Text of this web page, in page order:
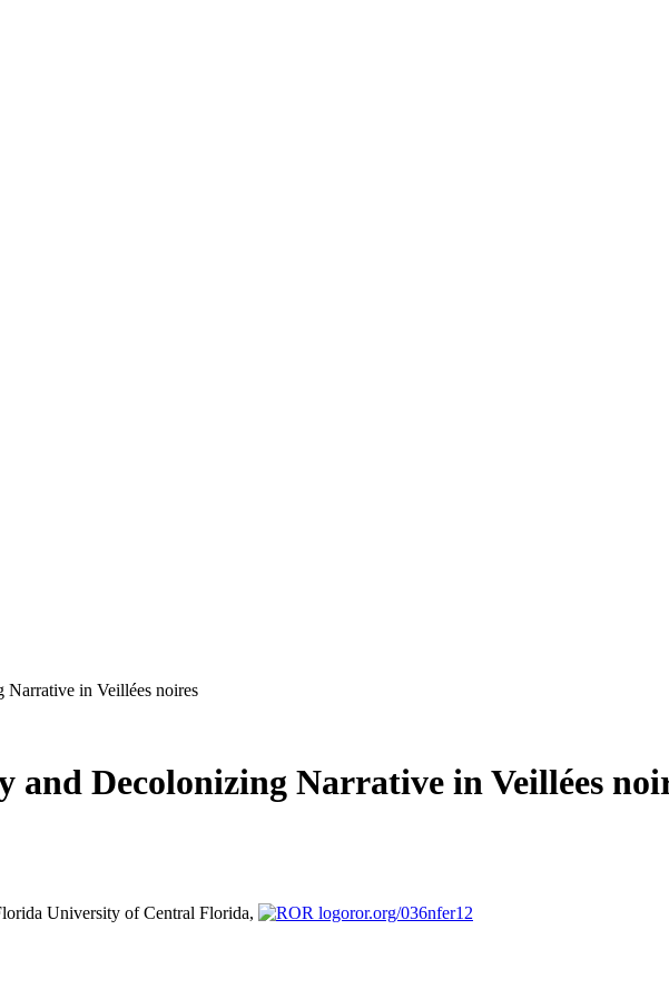
in Veillées noires
Decolonizing Narrative in Veillées
University of Central Florida, ror.org/036nfer12